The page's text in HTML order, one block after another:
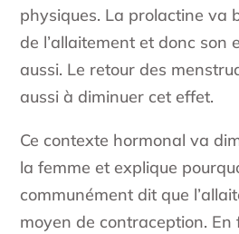
physiques. La prolactine va
de l’allaitement et donc son
aussi. Le retour des
aussi à diminuer cet effet.
Ce contexte hormonal va
la femme et explique
communément dit que
moyen de contraception. En